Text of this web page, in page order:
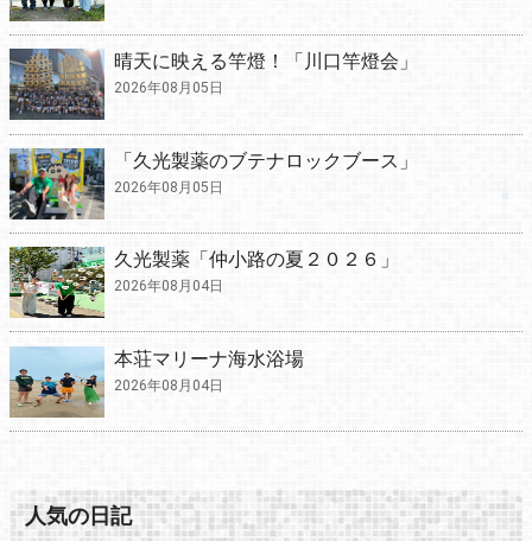
晴天に映える竿燈！「川口竿燈会」
2026年08月05日
「久光製薬のブテナロックブース」
2026年08月05日
久光製薬「仲小路の夏２０２６」
2026年08月04日
本荘マリーナ海水浴場
2026年08月04日
人気の日記